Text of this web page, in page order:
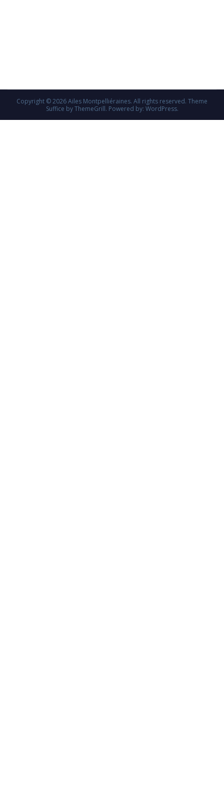
Copyright © 2026Ailes Montpelliéraines. All rights reserved. Theme
Suffice by ThemeGrill. Powered by: WordPress.